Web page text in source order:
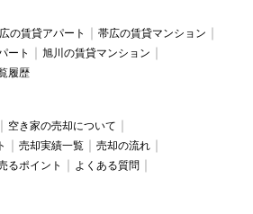
の賃貸アパート
帯広の賃貸マンション
ート
旭川の賃貸マンション
履歴
空き家の売却について
売却実績一覧
売却の流れ
るポイント
よくある質問